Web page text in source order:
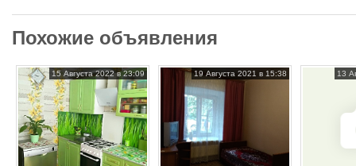
Похожие объявления
15 Августа 2022 в 23:09 19 Августа 2021 в 15:38 13